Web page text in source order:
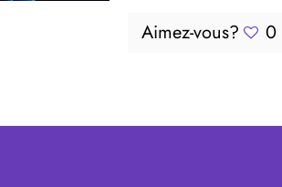
Aimez-vous?
0